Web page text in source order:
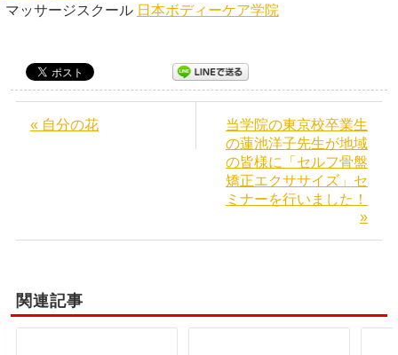
マッサージスクール 日本ボディーケア学院
« 自分の花
当学院の東京校卒業生
の蓮池洋子先生が地域
の皆様に「セルフ骨盤
矯正エクササイズ」セ
ミナーを行いました！
»
関連記事